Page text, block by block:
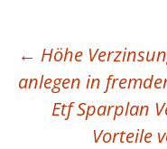
← Höhe
anlegen in
Etf Sparplan
Vorteile